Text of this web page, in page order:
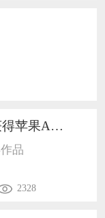
《归途》获得苹果App store推荐的唯1105
品
2328